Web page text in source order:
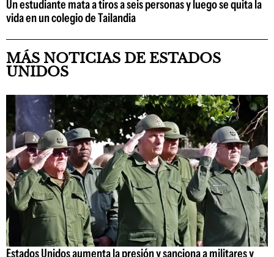
Un estudiante mata a tiros a seis personas y luego se quita la
vida en un colegio de Tailandia
MÁS NOTICIAS DE ESTADOS
UNIDOS
Estados Unidos aumenta la presión y sanciona a militares y